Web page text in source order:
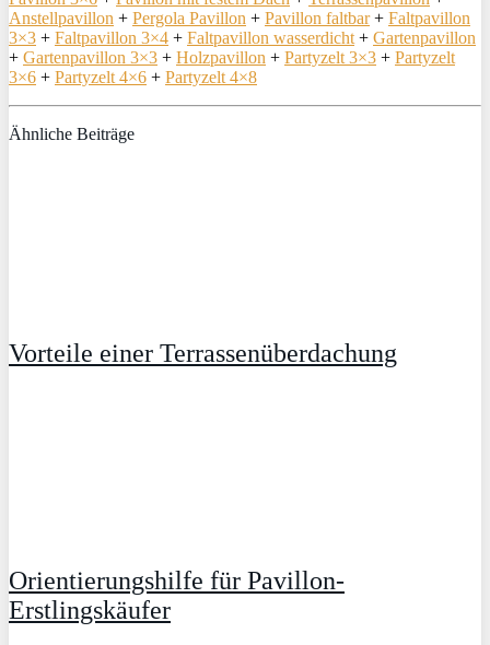
Anstellpavillon + Pergola Pavillon + Pavillon faltbar+ Faltpavillon
3×3 + Faltpavillon 3×4 + Faltpavillon wasserdicht + Gartenpavillon
+ Gartenpavillon 3×3 + Holzpavillon + Partyzelt 3×3 + Partyzelt
3×6 + Partyzelt 4×6 + Partyzelt 4×8
Ähnliche Beiträge
Vorteile einer Terrassenüberdachung
Orientierungshilfe für Pavillon-
Erstlingskäufer